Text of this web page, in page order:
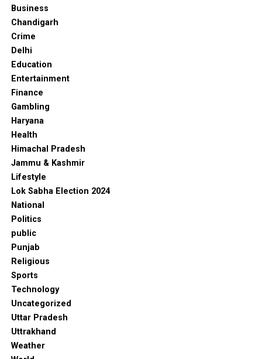
Business
Chandigarh
Crime
Delhi
Education
Entertainment
Finance
Gambling
Haryana
Health
Himachal Pradesh
Jammu & Kashmir
Lifestyle
Lok Sabha Election 2024
National
Politics
public
Punjab
Religious
Sports
Technology
Uncategorized
Uttar Pradesh
Uttrakhand
Weather